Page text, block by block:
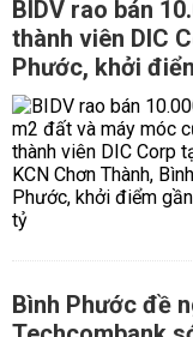
BIDV rao bán
thành viên DIC
Phước, khởi
Bình Phước đề